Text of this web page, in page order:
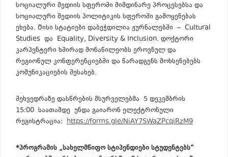
სოციალური მედიის სფეროში მიმდინარე პროცესებსა და
სოციალური მედიის პოლიტიკის სფეროში გამოყენებას
ეხება. Მისი სტატიები დაბეჭდილია ჟურნალებში – Cultural
Studies და Equality, Diversity & Inclusion. დოქტორი
კარპენტერი ხშირად მონაწილეობს ეროვნულ და
რეგიონულ კონფერენციებში და წარადგენს მოხსენებებს
კომუნიკაციების შესახებ.
შეხვედრაზე დასწრების მსურველებმა 5 დეკემბრის
15:00 საათამდე უნდა გაიარონ ელექტრონული
რეგისტრაცია: https://forms.gle/NiAY7SWaZPcqiRzM9
*პროგრამის „სახელმწიფო სტიპენდიები სტუდენტებს“